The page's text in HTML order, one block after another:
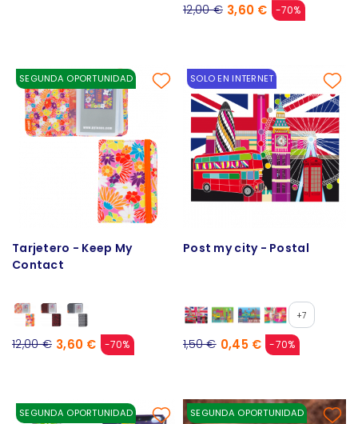
12,00 € 3,60 € -70%
SEGUNDA OPORTUNIDAD
Tarjetero - Keep My
Contact
12,00 € 3,60 € -70%
SOLO EN INTERNET
Post my city - Postal
+7
1,50 € 0,45 € -70%
SEGUNDA OPORTUNIDAD SEGUNDA OPORTUNIDAD